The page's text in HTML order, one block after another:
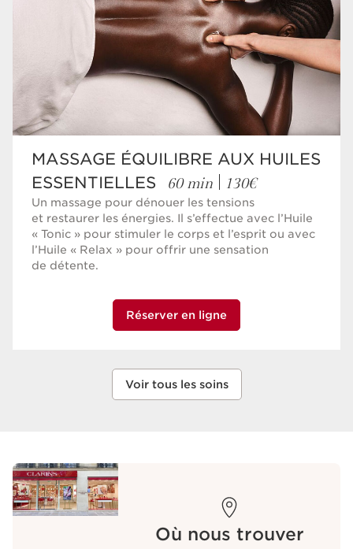
MASSAGE ÉQUILIBRE AUX HUILES
ESSENTIELLES
60 min 130€
Un massage pour dénouer les tensions
et restaurer les énergies. Il s’effectue avec l’Huile
« Tonic » pour stimuler le corps et l’esprit ou avec
l’Huile « Relax » pour offrir une sensation
de détente.
Réserver en ligne
Voir tous les soins
Où nous trouver